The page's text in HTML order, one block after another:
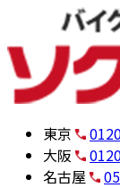
東京
大阪
名古屋